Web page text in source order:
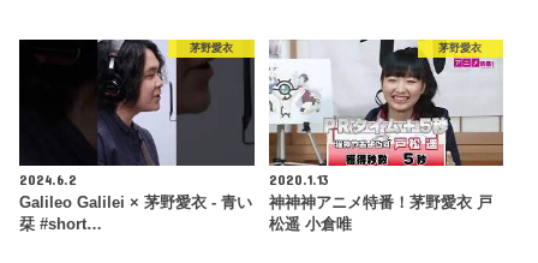
茅野愛衣
2024.6.2
Galileo Galilei × 茅野愛衣 - 青い
栞 #short…
茅野愛衣
2020.1.13
神神神アニメ特番！茅野愛衣 戸
松遥 小倉唯